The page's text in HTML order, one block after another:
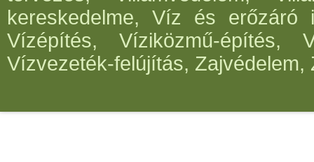
kereskedelme, Víz és erőzáró
Vízépítés, Víziközmű-építés,
Vízvezeték-felújítás,